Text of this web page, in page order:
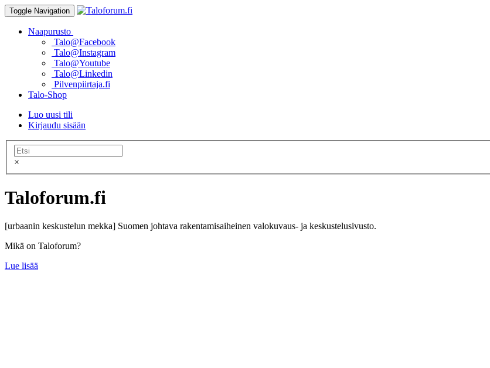
Toggle Navigation
Naapurusto
Talo@Facebook
Talo@Instagram
Talo@Youtube
Talo@Linkedin
Pilvenpiirtaja.fi
Talo-Shop
Luo uusi tili
Kirjaudu sisään
×
Taloforum.fi
[urbaanin keskustelun mekka] Suomen johtava rakentamisaiheinen valokuvaus- ja keskustelusivusto.
Mikä on Taloforum?
Lue lisää